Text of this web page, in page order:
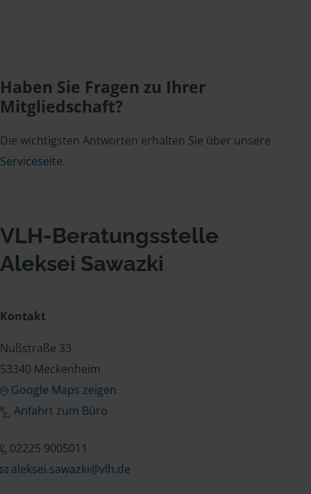
Haben Sie Fragen zu Ihrer
Mitgliedschaft?
Die wichtigsten Antworten erhalten Sie über unsere
Serviceseite.
VLH-Beratungsstelle
Aleksei Sawazki
Kontakt
Nußstraße 33
53340 Meckenheim
Google Maps zeigen
Anfahrt zum Büro
02225 9005011
aleksei.sawazki@vlh.de